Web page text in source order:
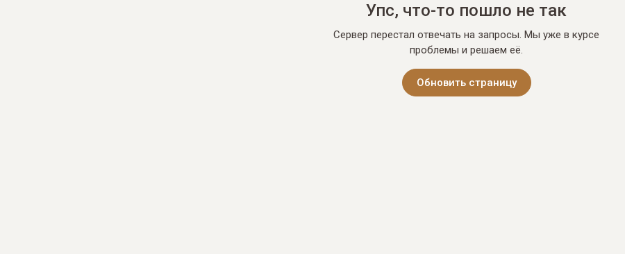
Упс, что-то пошло не так
Сервер перестал отвечать на запросы. Мы уже в курсе
проблемы и решаем её.
Обновить страницу